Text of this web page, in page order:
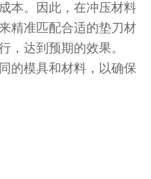
本。因此，在冲压材料
精准匹配合适的垫刀材
，达到预期的效果。
的模具和材料，以确保